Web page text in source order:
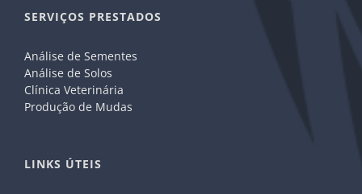
SERVIÇOS PRESTADOS
Análise de Sementes
Análise de Solos
Clínica Veterinária
Produção de Mudas
LINKS ÚTEIS